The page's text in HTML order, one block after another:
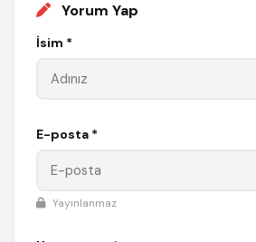
Yorum Yap
İsim *
E-posta *
Yayınlanmaz